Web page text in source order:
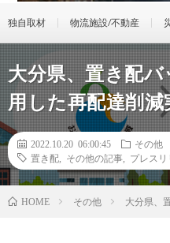
独自取材 物流施設/不動産
大分県、置き配
用した再配達削減
2022.10.20 06:00:45
その他
置き配
その他の記事 プレス
HOME その他 大分県、